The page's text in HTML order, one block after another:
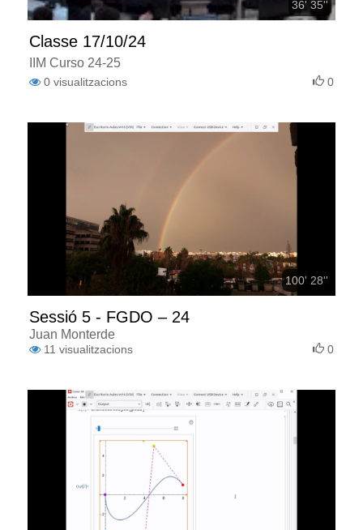
36' 35''
Classe 17/10/24
IIM Curso 24-25
0 visualitzacions 0
100' 28''
Sessió 5 - FGDO – 24
Juan Monterde
11 visualitzacions 0